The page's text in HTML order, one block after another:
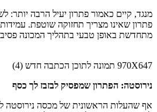
פתרון שאינו מצריך תחזוקה שוטפת.
מתחדשת באופן טבעי בתהליך המכונה
970X647 תמונה לתוכן הכתבה חדש (4)
נירוסטה: הפתרון שמפסיק לבזבז לך כסף